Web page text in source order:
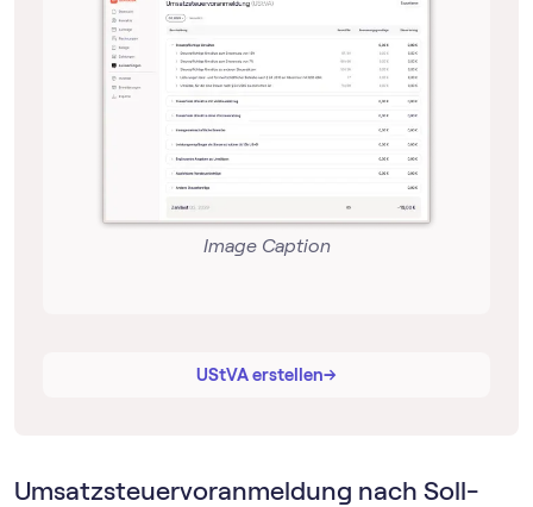
Image Caption
UStVA erstellen→
→
Umsatz­steuer­voranmeldung nach Soll-